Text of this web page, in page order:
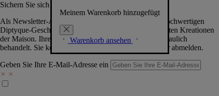
Meinem Warenkorb hinzugefügt
Warenkorb ansehen
Sichern Sie sich exklusive Vorteile
Als Newsletter-Abonnent.in erhalten Sie Zugang zu hochwertigen
Diptyque-Geschenken, Events & News über die neuesten Kreationen
der Maison. Ihre Daten werden selbstverständlich vertraulich
behandelt. Sie können sich jederzeit problemlos wieder abmelden.
Geben Sie Ihre E-Mail-Adresse ein